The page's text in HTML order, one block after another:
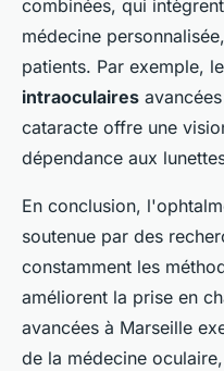
combinées, qui
médecine
patients. Par exemple,
intraoculaires
cataracte offre une
dépendance aux
En conclusion,
soutenue par des
constamment les
améliorent la prise en
avancées à Marseille
de la médecine